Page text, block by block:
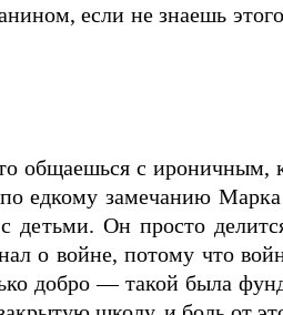
если не знаешь
общаешься с
едкому замечанию
детьми. Он просто
о войне, потому что
добро — такой была